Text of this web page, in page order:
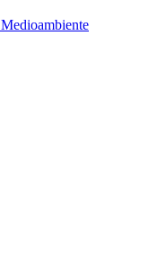
Medioambiente